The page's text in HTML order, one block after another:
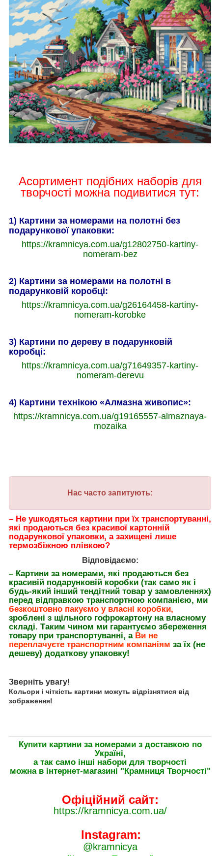
Асортимент подібних наборів для
творчості можна подивитися тут:
1) Картини за номерами на полотні без
подарункової упаковки:
https://kramnicya.com.ua/g12802750-kartiny-
nomeram-bez
2) Картини за номерами на полотні в
подарунковій коробці:
https://kramnicya.com.ua/g26164458-kartiny-
nomeram-korobke
3) Картини по дереву в подарунковій
коробці:
https://kramnicya.com.ua/g71649357-kartiny-
nomeram-derevu
4) Картини технікою «Алмазна живопис»:
https://kramnicya.com.ua/g19165557-almaznaya-
mozaika
Нас часто запитують:
– Не ушкодяться картини при їх транспортуванні,
які продаються без красивої картонній
подарункової упаковки, а захищені лише
термозбіжною плівкою?
Відповідаємо:
– Картини за номерами, які продаються без
красивій подарунковій коробки (так само як і
будь-який інший тендітний товар у замовленнях)
перед відправкою транспортною компанією, ми
безкоштовно пакуємо у власні коробки,
зроблені з щільного гофрокартону на власному
складі. Таким чином ми гарантуємо збереження
товару при транспортуванні, а Ви не
переплачуєте транспортним компаніям за їх (не
дешеву) додаткову упаковку!
Зверніть увагу!
Кольори і чіткість картини можуть відрізнятися від
зображення!
Купити картини за номерами з доставкою по
Україні,
а так само інші набори для творчості
можна в інтернет-магазині "Крамниця Творчості"
Офіційний сайт:
https://kramnicya.com.ua/
Instagram:
@kramnicya